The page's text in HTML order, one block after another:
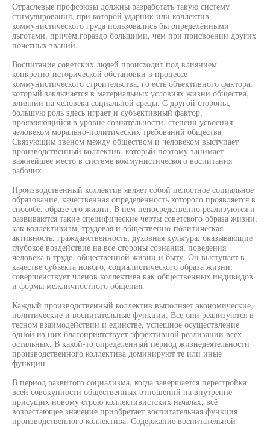
Отраслевые профсоюзы должны разработать такую систему
стимулирования, при которой ударник или коллектив
коммунистического груда пользовались бы определёнными
льготами, причём,гораздо большими, чем при присвоении других
почётных званий.
Воспитание советских людей происходит под влиянием
конкретно-исторической обстановки в процессе
коммунистического строительства, го есть объективного фактора,
который заключается в материальных условиях жизни общества,
влиянии на человека социальной среды. С другой стороны,
большую роль здесь играет и субъективный фактор,
проявляющийся в уровне сознательности, степени усвоения
человеком морально-политических требований общества.
Связующим звеном между обществом и человеком выступает
производственный коллектив, который поэтому занимает
важнейшее место в системе коммунистического воспитания
рабочих.
Производственный коллектив являет собой целостное социальное
образование, качественная определённость которого проявляется в
способе, образе его жизни. В нем непосредственно реализуются и
развиваются такие специфические черты советского образа жизни,
как коллективизм, трудовая и общественно-политическая
активность, гражданственность, духовная культура, оказывающие
глубокое воздействие на все стороны сознания, поведения
человека в труде, общественной жизни и быту. Он выступает в
качестве субъекта нового, социалистического образа жизни,
совершенствует членов коллектива как общественных индивидов
и формы межличностного общения.
Каждый производственный коллектив выполняет экономические,
политические и воспитательные функции. Все они реализуются в
тесном взаимодействии и единстве, успешное осуществление
одной из них благоприятствует эффективной реализации всех
остальных. В какой-то определенный период жизнедеятельности
производственного коллектива доминируют те или иные
функции.
В период развитого социализма, когда завершается перестройка
всей совокупности общественных отношений на внутренне
присущих новому строю коллективистских началах, всё
возрастающее значение приобретает воспитательная функция
производственного коллектива. Содержание воспитательной